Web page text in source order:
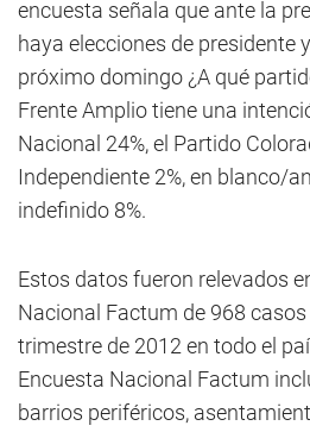
encuesta señala que ante la
haya elecciones de presidente
próximo domingo ¿A qué
Frente Amplio tiene una
Nacional 24%, el Partido
Independiente 2%, en blanco/
indefinido 8%.
Estos datos fueron relevados
Nacional Factum de 968 casos
trimestre de 2012 en todo el
Encuesta Nacional Factum
barrios periféricos,